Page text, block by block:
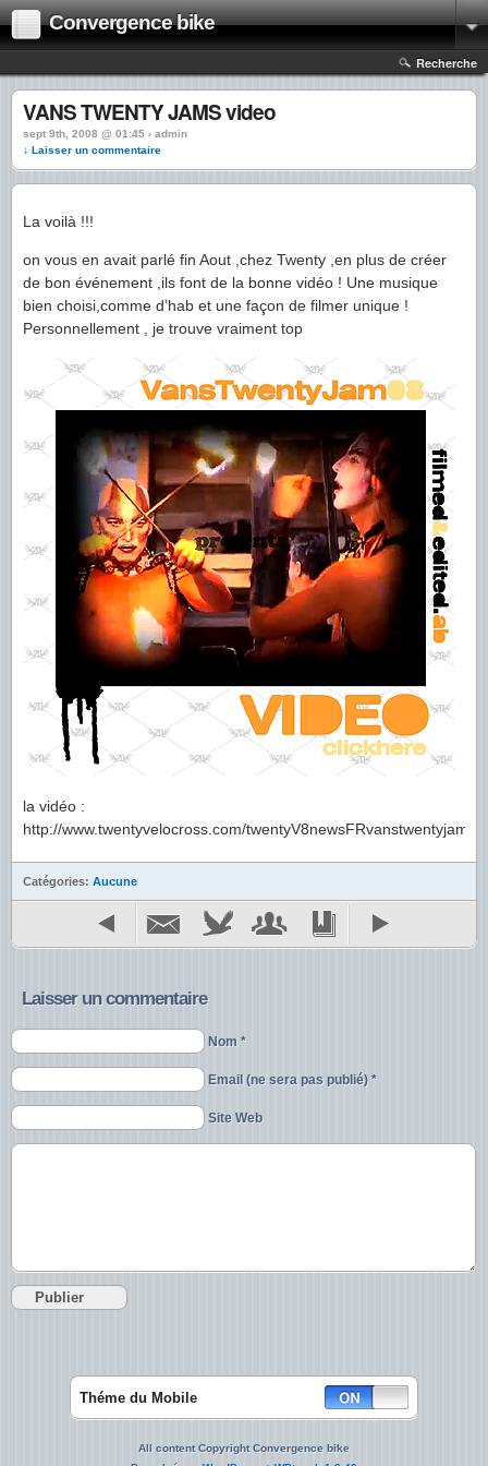
Convergence bike
Recherche
VANS TWENTY JAMS video
sept 9th, 2008 @ 01:45 › admin
↓ Laisser un commentaire
La voilà !!!
on vous en avait parlé fin Aout ,chez Twenty ,en plus de créer
de bon événement ,ils font de la bonne vidéo ! Une musique
bien choisi,comme d’hab et une façon de filmer unique !
Personnellement , je trouve vraiment top
la vidéo :
http://www.twentyvelocross.com/
Catégories: Aucune
Laisser un commentaire
Nom *
Email (ne sera pas publié) *
Site Web
Théme du Mobile
All content Copyright Convergence bike